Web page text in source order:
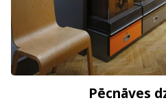
Pēcnāves